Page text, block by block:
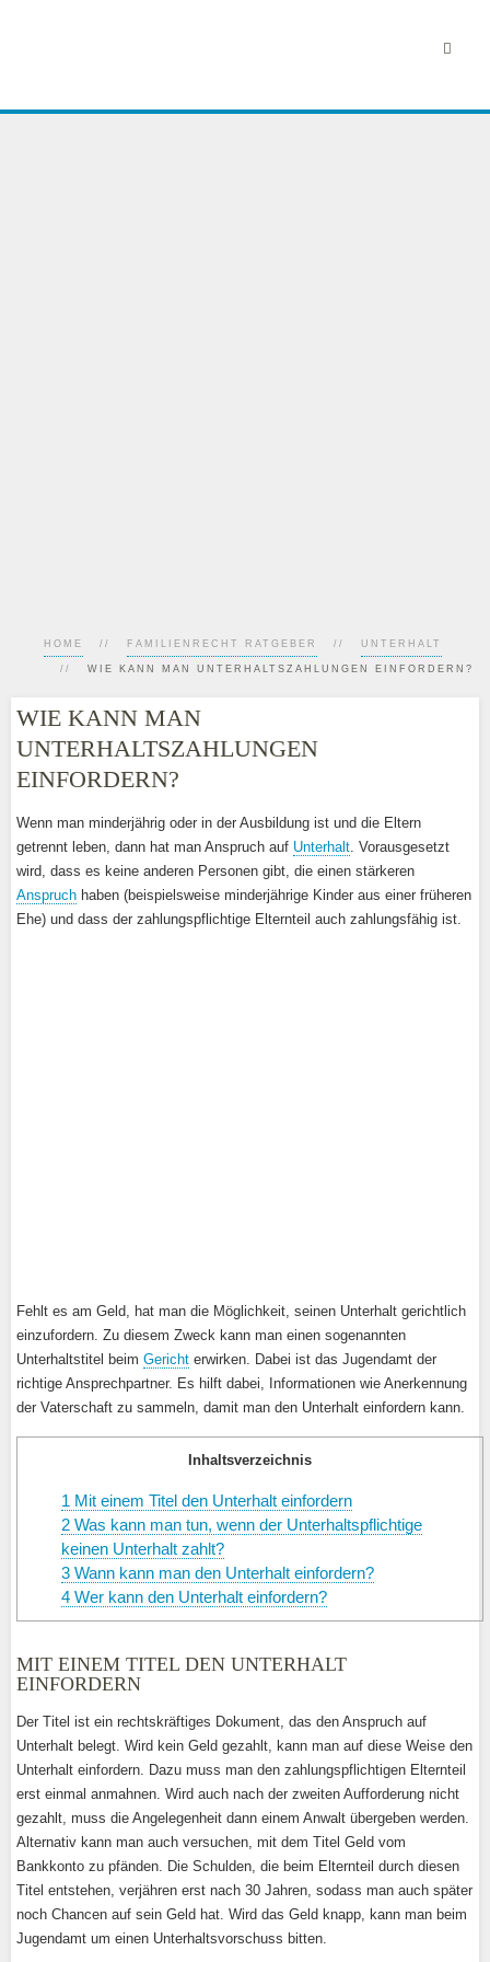
HOME FAMILIENRECHT RATGEBER UNTERHALT
WIE KANN MAN UNTERHALTSZAHLUNGEN EINFORDERN?
WIE KANN MAN
UNTERHALTSZAHLUNGEN
EINFORDERN?
Wenn man minderjährig oder in der Ausbildung ist und die Eltern
getrennt leben, dann hat man Anspruch auf Unterhalt. Vorausgesetzt
wird, dass es keine anderen Personen gibt, die einen stärkeren
Anspruch haben (beispielsweise minderjährige Kinder aus einer früheren
Ehe) und dass der zahlungspflichtige Elternteil auch zahlungsfähig ist.
Fehlt es am Geld, hat man die Möglichkeit, seinen Unterhalt gerichtlich
einzufordern. Zu diesem Zweck kann man einen sogenannten
Unterhaltstitel beim Gericht erwirken. Dabei ist das Jugendamt der
richtige Ansprechpartner. Es hilft dabei, Informationen wie Anerkennung
der Vaterschaft zu sammeln, damit man den Unterhalt einfordern kann.
Inhaltsverzeichnis
1 Mit einem Titel den Unterhalt einfordern
2 Was kann man tun, wenn der Unterhaltspflichtige
keinen Unterhalt zahlt?
3 Wann kann man den Unterhalt einfordern?
4 Wer kann den Unterhalt einfordern?
MIT EINEM TITEL DEN UNTERHALT
EINFORDERN
Der Titel ist ein rechtskräftiges Dokument, das den Anspruch auf
Unterhalt belegt. Wird kein Geld gezahlt, kann man auf diese Weise den
Unterhalt einfordern. Dazu muss man den zahlungspflichtigen Elternteil
erst einmal anmahnen. Wird auch nach der zweiten Aufforderung nicht
gezahlt, muss die Angelegenheit dann einem Anwalt übergeben werden.
Alternativ kann man auch versuchen, mit dem Titel Geld vom
Bankkonto zu pfänden. Die Schulden, die beim Elternteil durch diesen
Titel entstehen, verjähren erst nach 30 Jahren, sodass man auch später
noch Chancen auf sein Geld hat. Wird das Geld knapp, kann man beim
Jugendamt um einen Unterhaltsvorschuss bitten.